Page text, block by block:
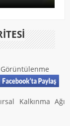
Kalkınma Ağı